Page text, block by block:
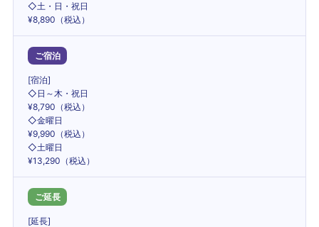
◇土・日・祝日
¥8,890（税込）
ご宿泊
[宿泊]
◇日～木・祝日
¥8,790（税込）
◇金曜日
¥9,990（税込）
◇土曜日
¥13,290（税込）
ご延長
[延長]